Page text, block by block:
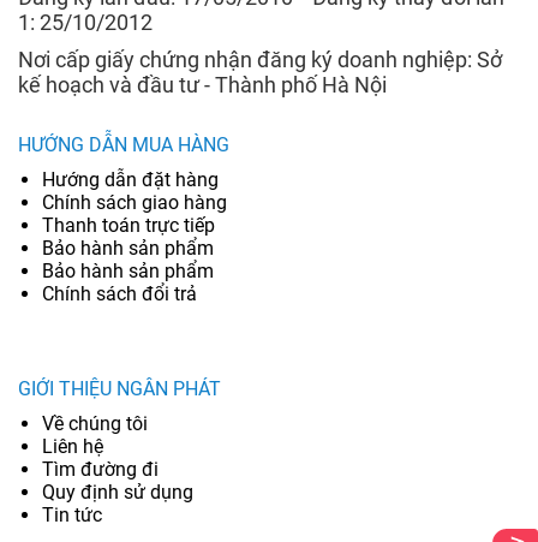
1: 25/10/2012
Nơi cấp giấy chứng nhận đăng ký doanh nghiệp: Sở
kế hoạch và đầu tư - Thành phố Hà Nội
HƯỚNG DẪN MUA HÀNG
Hướng dẫn đặt hàng
Chính sách giao hàng
Thanh toán trực tiếp
Bảo hành sản phẩm
Bảo hành sản phẩm
Chính sách đổi trả
GIỚI THIỆU NGÂN PHÁT
Về chúng tôi
Liên hệ
Tìm đường đi
Quy định sử dụng
Tin tức